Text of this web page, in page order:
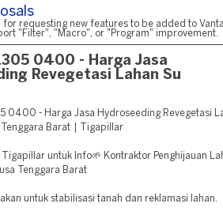
for requesting new features to be added to
"Filter", "Macro", or "Program" improvement.
0400 - Harga Jasa
Revegetasi Lahan Su
0400 - Harga Jasa Hydroseeding Revegetasi
Tenggara Barat | Tigapillar
Tigapillar untuk Info🌱 Kontraktor Penghijauan
Tenggara Barat
untuk stabilisasi tanah dan reklamasi lahan.